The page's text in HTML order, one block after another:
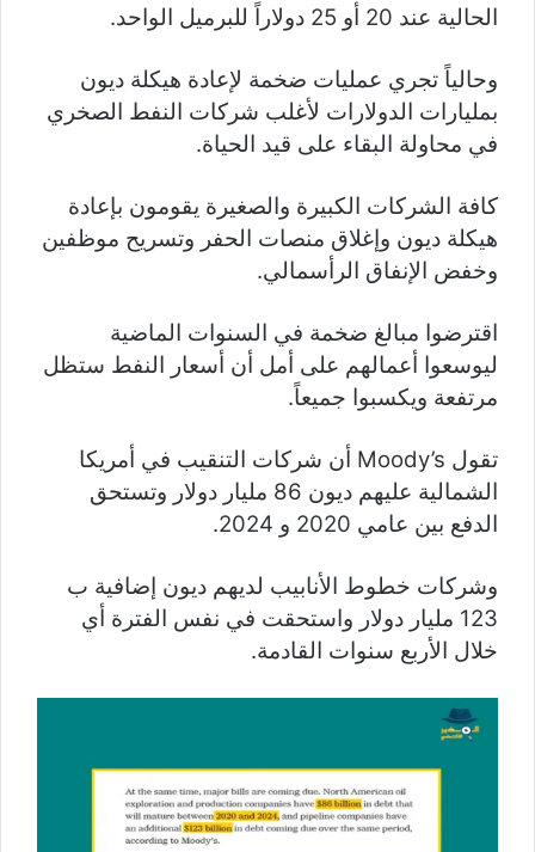
الحالية عند 20 أو 25 دولاراً للبرميل الواحد.
وحالياً تجري عمليات ضخمة لإعادة هيكلة ديون
بمليارات الدولارات لأغلب شركات النفط الصخري
في محاولة البقاء على قيد الحياة.
كافة الشركات الكبيرة والصغيرة يقومون بإعادة
هيكلة ديون وإغلاق منصات الحفر وتسريح موظفين
وخفض الإنفاق الرأسمالي.
اقترضوا مبالغ ضخمة في السنوات الماضية
ليوسعوا أعمالهم على أمل أن أسعار النفط ستظل
مرتفعة ويكسبوا جميعاً.
تقول Moody’s أن شركات التنقيب في أمريكا
الشمالية عليهم ديون 86 مليار دولار وتستحق
الدفع بين عامي 2020 و 2024.
وشركات خطوط الأنابيب لديهم ديون إضافية ب
123 مليار دولار واستحقت في نفس الفترة أي
خلال الأربع سنوات القادمة.